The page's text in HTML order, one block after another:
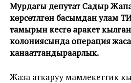
Мурдагы депутат Садыр
көрсөтүлгөн басымдан улам
тамырын кесүүгө аракет кылган.
колониясында операция
канааттандыраарлык.
Жаза аткаруу мамлекеттик